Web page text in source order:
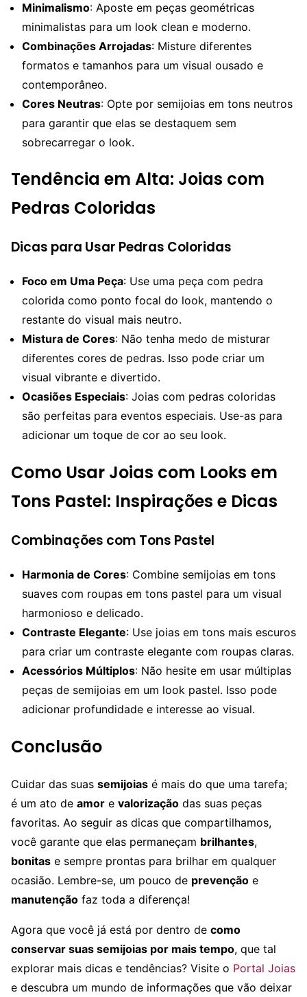
Minimalismo: Aposte em peças geométricas
minimalistas para um look clean e moderno.
Combinações Arrojadas: Misture diferentes
formatos e tamanhos para um visual ousado e
contemporâneo.
Cores Neutras: Opte por semijoias em tons neutros
para garantir que elas se destaquem sem
sobrecarregar o look.
Tendência em Alta: Joias com
Pedras Coloridas
Dicas para Usar Pedras Coloridas
Foco em Uma Peça: Use uma peça com pedra
colorida como ponto focal do look, mantendo o
restante do visual mais neutro.
Mistura de Cores: Não tenha medo de misturar
diferentes cores de pedras. Isso pode criar um
visual vibrante e divertido.
Ocasiões Especiais: Joias com pedras coloridas
são perfeitas para eventos especiais. Use-as para
adicionar um toque de cor ao seu look.
Como Usar Joias com Looks em
Tons Pastel: Inspirações e Dicas
Combinações com Tons Pastel
Harmonia de Cores: Combine semijoias em tons
suaves com roupas em tons pastel para um visual
harmonioso e delicado.
Contraste Elegante: Use joias em tons mais escuros
para criar um contraste elegante com roupas claras.
Acessórios Múltiplos: Não hesite em usar múltiplas
peças de semijoias em um look pastel. Isso pode
adicionar profundidade e interesse ao visual.
Conclusão
Cuidar das suas semijoias é mais do que uma tarefa;
é um ato de amor e valorização das suas peças
favoritas. Ao seguir as dicas que compartilhamos,
você garante que elas permaneçam brilhantes,
bonitas e sempre prontas para brilhar em qualquer
ocasião. Lembre-se, um pouco de prevenção e
manutenção faz toda a diferença!
Agora que você já está por dentro de como
conservar suas semijoias por mais tempo, que tal
explorar mais dicas e tendências? Visite o Portal Joias
e descubra um mundo de informações que vão deixar